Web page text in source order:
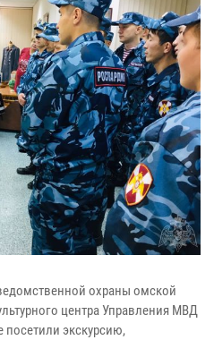
охраны омской
центра Управления МВД
посетили экскурсию,